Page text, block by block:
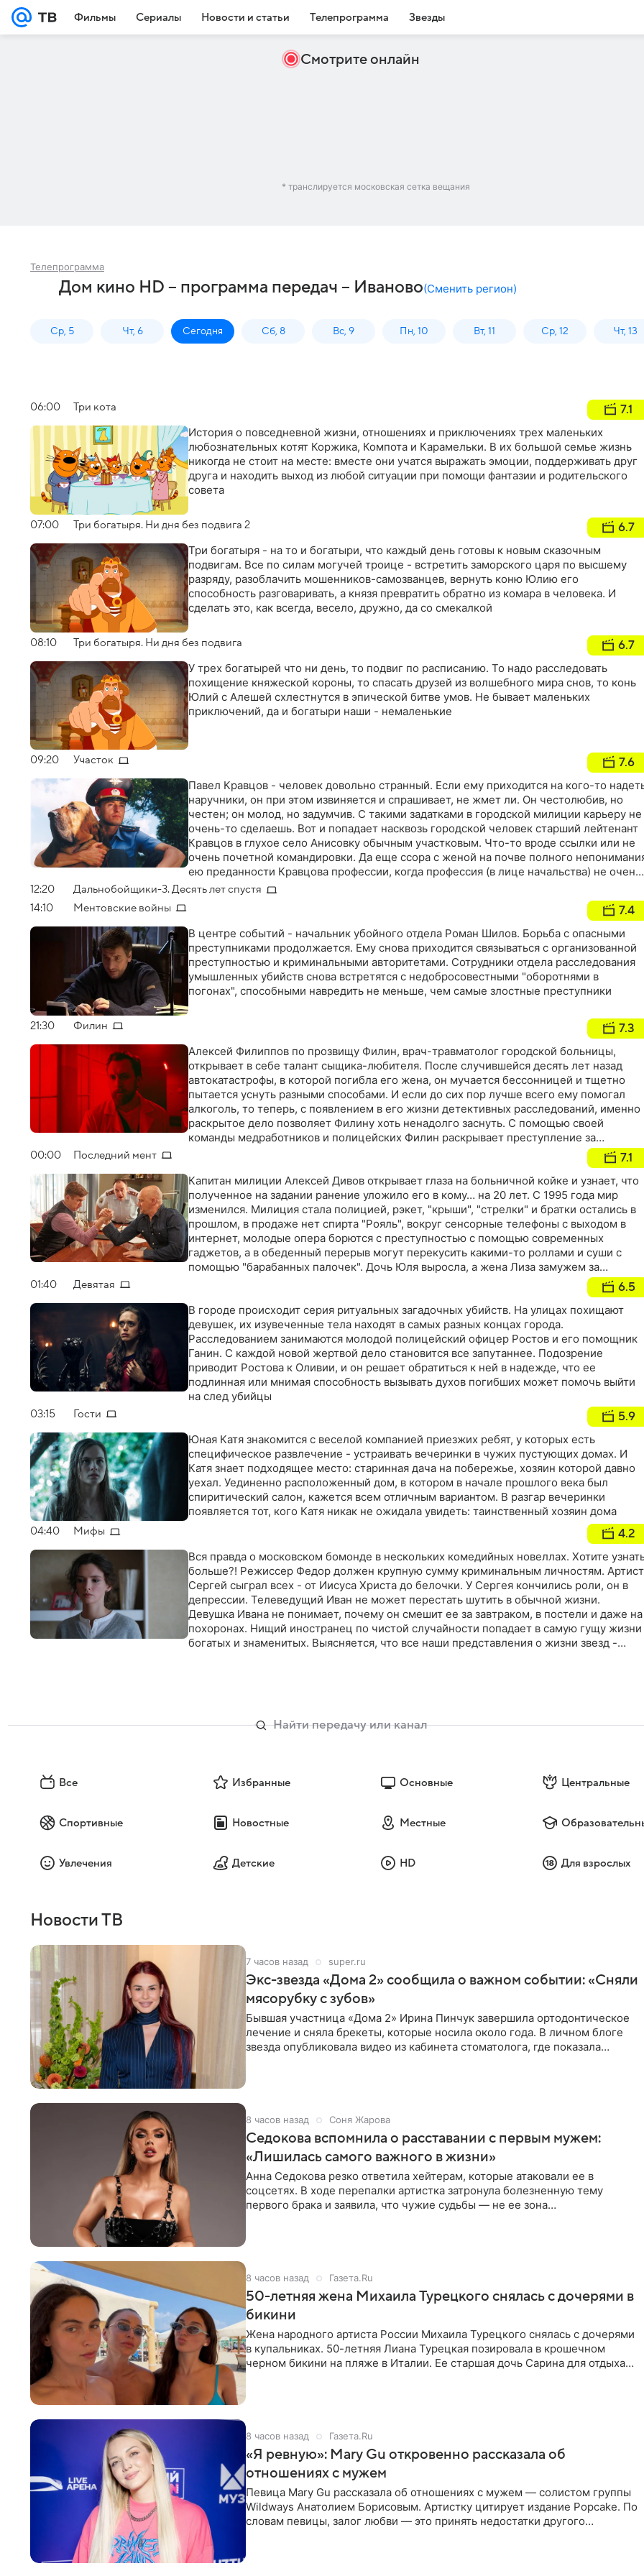
Фильмы Сериалы Новости и статьи Телепрограмма Звезды
Смотрите онлайн
* транслируется московская сетка вещания
Телепрограмма
Дом кино HD – программа передач – Иваново(Сменить регион)
Ср, 5 Чт, 6 Сегодня Сб, 8 Вс, 9 Пн, 10 Вт, 11 Ср, 12 Чт, 13
06:00 Три кота 7.1
История о повседневной жизни, отношениях и приключениях трех маленьких
любознательных котят Коржика, Компота и Карамельки. В их большой семье жизнь
никогда не стоит на месте: вместе они учатся выражать эмоции, поддерживать друг
друга и находить выход из любой ситуации при помощи фантазии и родительского
совета
07:00 Три богатыря. Ни дня без подвига 2 6.7
Три богатыря - на то и богатыри, что каждый день готовы к новым сказочным
подвигам. Все по силам могучей троице - встретить заморского царя по высшему
разряду, разоблачить мошенников-самозванцев, вернуть коню Юлию его
способность разговаривать, а князя превратить обратно из комара в человека. И
сделать это, как всегда, весело, дружно, да со смекалкой
08:10 Три богатыря. Ни дня без подвига 6.7
У трех богатырей что ни день, то подвиг по расписанию. То надо расследовать
похищение княжеской короны, то спасать друзей из волшебного мира снов, то конь
Юлий с Алешей схлестнутся в эпической битве умов. Не бывает маленьких
приключений, да и богатыри наши - немаленькие
09:20 Участок 7.6
Павел Кравцов - человек довольно странный. Если ему приходится на кого-то
наручники, он при этом извиняется и спрашивает, не жмет ли. Он честолюбив, но
честен; он молод, но задумчив. С такими задатками в городской милиции карьеру не
очень-то сделаешь. Вот и попадает насквозь городской человек старший лейтенант
Кравцов в глухое село Анисовку обычным участковым. Что-то вроде ссылки или не
очень почетной командировки. Да еще ссора с женой на почве полного
ею преданности Кравцова профессии, когда профессия (в лице начальства) не
то держится за него. Оставив все и взяв с собой только любимую собаку Цезаря,
породы бладхаунд, Кравцов приезжает в Анисовку и начинает обживаться в селе
12:20
Дальнобойщики-3. Десять лет спустя
14:10
Ментовские войны 7.4
В центре событий - начальник убойного отдела Роман Шилов. Борьба с опасными
преступниками продолжается. Ему снова приходится связываться с организованной
преступностью и криминальными авторитетами. Сотрудники отдела расследования
умышленных убийств снова встретятся с недобросовестными "оборотнями в
погонах", способными навредить не меньше, чем самые злостные преступники
21:30 Филин 7.3
Алексей Филиппов по прозвищу Филин, врач-травматолог городской больницы,
открывает в себе талант сыщика-любителя. После случившейся десять лет назад
автокатастрофы, в которой погибла его жена, он мучается бессонницей и тщетно
пытается уснуть разными способами. И если до сих пор лучше всего ему помогал
алкоголь, то теперь, с появлением в его жизни детективных расследований, именно
раскрытое дело позволяет Филину хоть ненадолго заснуть. С помощью своей
команды медработников и полицейских Филин раскрывает преступление за
00:00 Последний мент 7.1
Капитан милиции Алексей Дивов открывает глаза на больничной койке и узнает, что
полученное на задании ранение уложило его в кому… на 20 лет. С 1995 года мир
изменился. Милиция стала полицией, рэкет, "крыши", "стрелки" и братки остались в
прошлом, в продаже нет спирта "Рояль", вокруг сенсорные телефоны с выходом в
интернет, молодые опера борются с преступностью с помощью современных
гаджетов, а в обеденный перерыв могут перекусить какими-то роллами и суши с
помощью "барабанных палочек". Дочь Юля выросла, а жена Лиза замужем за
01:40 Девятая 6.5
В городе происходит серия ритуальных загадочных убийств. На улицах похищают
девушек, их изувеченные тела находят в самых разных концах города.
Расследованием занимаются молодой полицейский офицер Ростов и его помощник
Ганин. С каждой новой жертвой дело становится все запутаннее. Подозрение
приводит Ростова к Оливии, и он решает обратиться к ней в надежде, что ее
подлинная или мнимая способность вызывать духов погибших может помочь выйти
на след убийцы
03:15 Гости 5.9
Юная Катя знакомится с веселой компанией приезжих ребят, у которых есть
специфическое развлечение - устраивать вечеринки в чужих пустующих домах. И
Катя знает подходящее место: старинная дача на побережье, хозяин которой давно
уехал. Уединенно расположенный дом, в котором в начале прошлого века был
спиритический салон, кажется всем отличным вариантом. В разгар вечеринки
появляется тот, кого Катя никак не ожидала увидеть: таинственный хозяин дома
04:40 Мифы 4.2
Вся правда о московском бомонде в нескольких комедийных новеллах. Хотите
больше?! Режиссер Федор должен крупную сумму криминальным личностям. Артист
Сергей сыграл всех - от Иисуса Христа до белочки. У Сергея кончились роли, он в
депрессии. Телеведущий Иван не может перестать шутить в обычной жизни.
Девушка Ивана не понимает, почему он смешит ее за завтраком, в постели и даже на
похоронах. Нищий иностранец по чистой случайности попадает в самую гущу жизни
богатых и знаменитых. Выясняется, что все наши представления о жизни звезд -
Все Избранные Основные Центральные
Спортивные Новостные Местные
Увлечения Детские HD Для взрослых
Новости ТВ
7 часов назад super.ru
Экс-звезда «Дома 2» сообщила о важном событии: «Сняли
мясорубку с зубов»
Бывшая участница «Дома 2» Ирина Пинчук завершила ортодонтическое
лечение и сняла брекеты, которые носила около года. В личном блоге
звезда опубликовала видео из кабинета стоматолога, где показала
8 часов назад Соня Жарова
Седокова вспомнила о расставании с первым мужем:
«Лишилась самого важного в жизни»
Анна Седокова резко ответила хейтерам, которые атаковали ее в
соцсетях. В ходе перепалки артистка затронула болезненную тему
первого брака и заявила, что чужие судьбы — не ее зона
8 часов назад Газета.Ru
50-летняя жена Михаила Турецкого снялась с дочерями в
бикини
Жена народного артиста России Михаила Турецкого снялась с дочерями
в купальниках. 50-летняя Лиана Турецкая позировала в крошечном
черном бикини на пляже в Италии. Ее старшая дочь Сарина для отдыха
8 часов назад Газета.Ru
«Я ревную»: Mary Gu откровенно рассказала об
отношениях с мужем
Певица Mary Gu рассказала об отношениях с мужем — солистом группы
Wildways Анатолием Борисовым. Артистку цитирует издание Popcake. По
словам певицы, залог любви — это принять недостатки другого